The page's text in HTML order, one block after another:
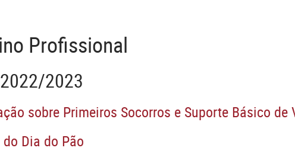
Profissional
2023
sobre Primeiros Socorros e Suporte Básico de
Dia do Pão